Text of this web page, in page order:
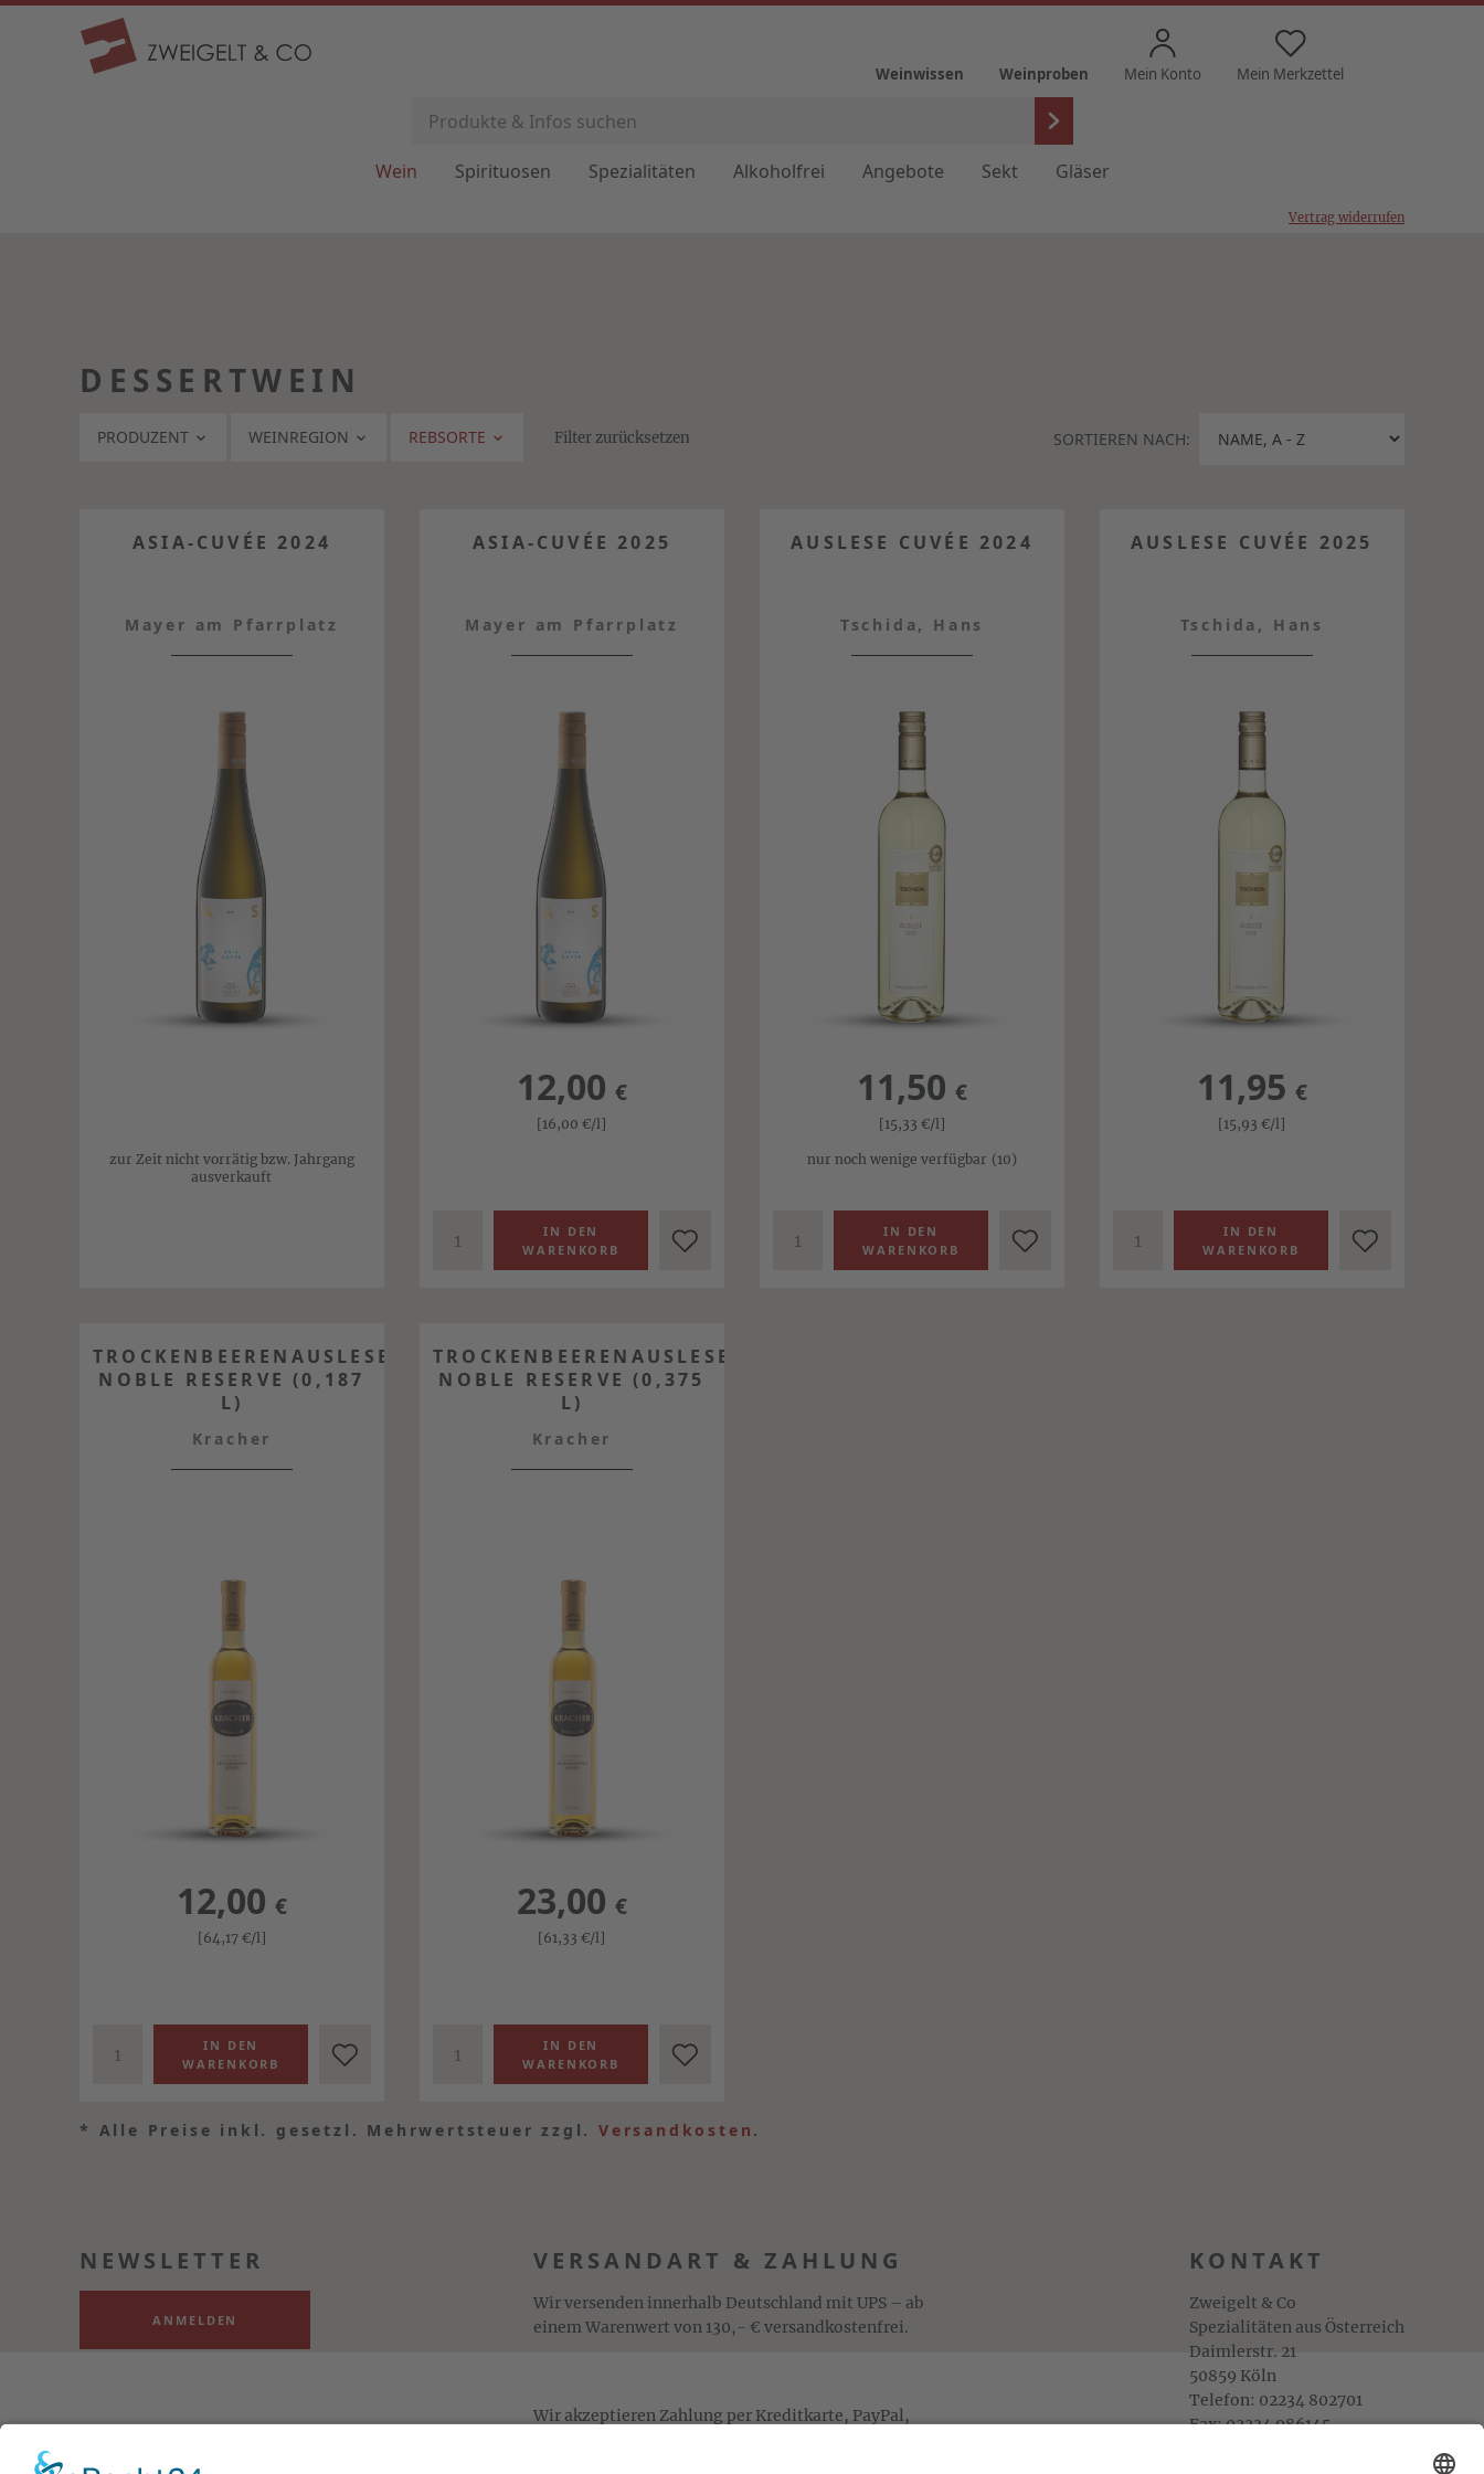
Weinwissen Weinproben Mein Konto Mein Merkzettel
Wein Spirituosen Spezialitäten Alkoholfrei Angebote Sekt Gläser
Vertrag widerrufen
DESSERTWEIN
PRODUZENT WEINREGION REBSORTE Filter zurücksetzen SORTIEREN NACH:
ASIA-CUVÉE 2024
Mayer am Pfarrplatz
zur Zeit nicht vorrätig bzw. Jahrgang
ausverkauft
ASIA-CUVÉE 2025
Mayer am Pfarrplatz
12,00 €
[16,00€/l]
AUSLESE CUVÉE 2024
Tschida, Hans
11,50 €
[15,33 €/l]
nur noch wenige verfügbar (10)
AUSLESE CUVÉE 2025
Tschida, Hans
11,95 €
[15,93€/l]
TROCKENBEERENAUSLESE
NOBLE RESERVE (0,187
L)
Kracher
12,00 €
[64,17 €/l]
TROCKENBEERENAUSLESE
NOBLE RESERVE (0,375
L)
Kracher
23,00 €
[61,33€/l]
* Alle Preise inkl. gesetzl. Mehrwertsteuer zzgl.Versandkosten .
NEWSLETTER
ANMELDEN
VERSANDART & ZAHLUNG
Wir versenden innerhalb Deutschland mit UPS – ab
einem Warenwert von 130,- € versandkostenfrei.
Wir akzeptieren Zahlung per Kreditkarte, PayPal,
KONTAKT
Zweigelt & Co
Spezialitäten aus Österreich
Daimlerstr. 21
50859 Köln
Telefon: 02234 802701
Fax: 02234 986145